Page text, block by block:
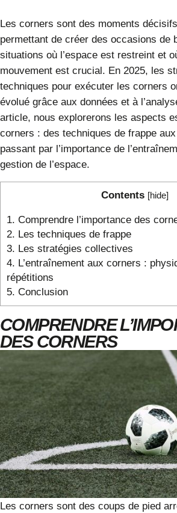
Les corners sont des moments
permettant de créer des occasions de
situations où l’espace est restreint et
mouvement est crucial. En 2025, les
techniques pour exécuter les corners
évolué grâce aux données et à
article, nous explorerons les aspects
corners : des techniques de frappe
passant par l’importance de
gestion de l’espace.
Contents [hide]
1. Comprendre l’importance des
2. Les techniques de frappe
3. Les stratégies collectives
4. L’entraînement aux corners :
répétitions
5. Conclusion
COMPRENDRE
DES CORNERS
Les corners sont des coups de pied